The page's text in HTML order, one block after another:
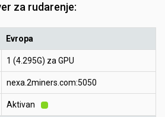
za rudarenje:
Evropa
1 (4.295G) za GPU
nexa.2miners.com:5050
Aktivan